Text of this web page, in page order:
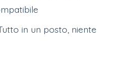
in un posto, niente